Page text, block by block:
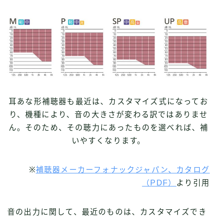
耳あな形補聴器も最近は、カスタマイズ式になってお
り、機種により、音の大きさが変わる訳ではありませ
ん。そのため、その聴力にあったものを選べれば、補
いやすくなります。
※補聴器メーカーフォナックジャパン、カタログ
（PDF）
より引用
音の出力に関して、最近のものは、カスタマイズでき